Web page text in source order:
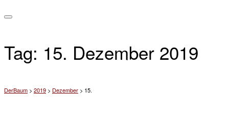
Tag: 15. Dezember 2019
DerBaum > 2019 > Dezember > 15.